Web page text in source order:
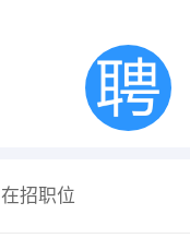
在招职位